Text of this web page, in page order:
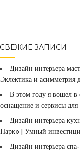
СВЕЖИЕ ЗАПИСИ
Дизайн интерьера
Эклектика и асимметрия
В этом году я вошел
оснащение и сервисы для
Дизайн интерьера
Парк» | Умный
Дизайн интерьера